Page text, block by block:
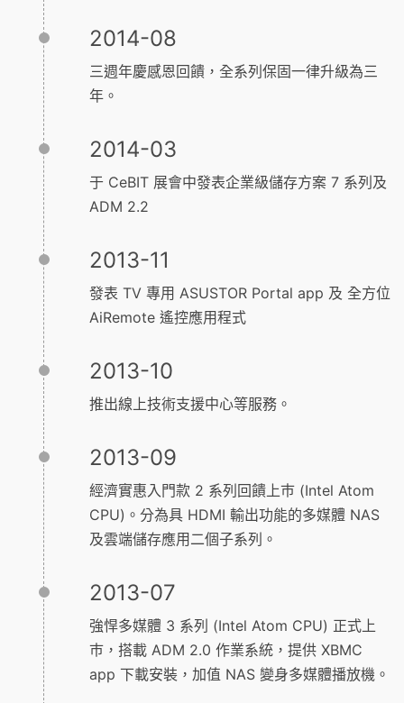
2014-08
三週年慶感恩回饋，全系列保固一律升級為三
年。
2014-03
于 CeBIT 展會中發表企業級儲存方案 7 系列及
ADM 2.2
2013-11
發表 TV 專用 ASUSTOR Portal app 及 全方位
AiRemote 遙控應用程式
2013-10
推出線上技術支援中心等服務。
2013-09
經濟實惠入門款 2 系列回饋上巿 (Intel Atom
CPU)。分為具 HDMI 輸出功能的多媒體 NAS
及雲端儲存應用二個子系列。
2013-07
強悍多媒體 3 系列 (Intel Atom CPU) 正式上
巿，搭載 ADM 2.0 作業系統，提供 XBMC
app 下載安裝，加值 NAS 變身多媒體播放機。